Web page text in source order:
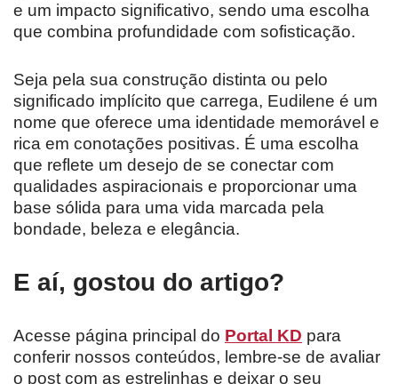
e um impacto significativo, sendo uma escolha
que combina profundidade com sofisticação.
Seja pela sua construção distinta ou pelo
significado implícito que carrega, Eudilene é um
nome que oferece uma identidade memorável e
rica em conotações positivas. É uma escolha
que reflete um desejo de se conectar com
qualidades aspiracionais e proporcionar uma
base sólida para uma vida marcada pela
bondade, beleza e elegância.
E aí, gostou do artigo?
Acesse página principal do Portal KD para
conferir nossos conteúdos, lembre-se de avaliar
o post com as estrelinhas e deixar o seu